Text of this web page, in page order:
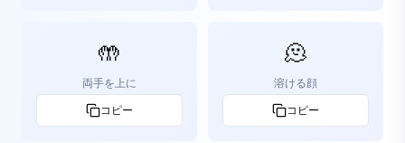
🤲
両手を上に
コピー
🫠
溶ける顔
コピー